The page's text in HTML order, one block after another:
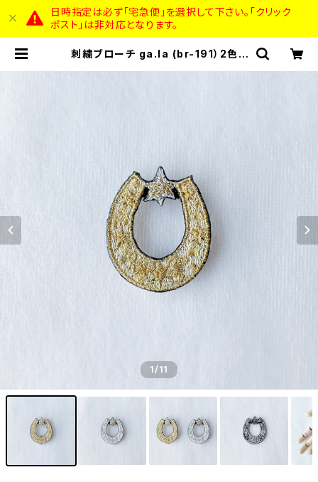
日時指定は必ず「宅急便」を選択して下さい。「クリック
ポスト」は非対応となります。
刺繍ブローチ ga.la (br-191）2色 |
1/11